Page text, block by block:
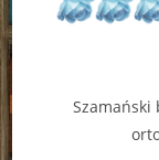
Szamański